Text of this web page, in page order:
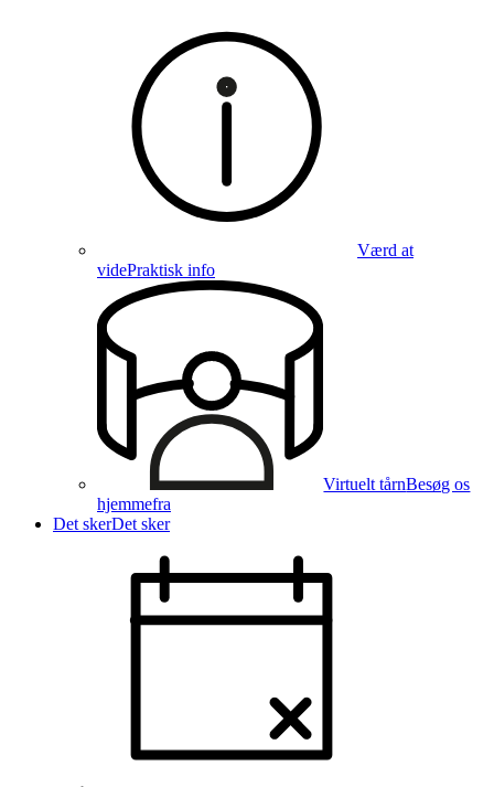
Værd at
videPraktisk info
Virtuelt tårnBesøg os
hjemmefra
Det skerDet sker